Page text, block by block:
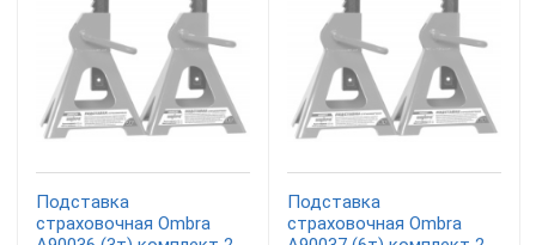
Подставка
страховочная Ombra
Подставка
страховочная Ombra